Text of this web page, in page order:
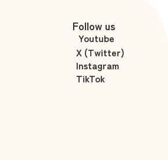
Follow us
Youtube
X (Twitter)
Instagram
TikTok